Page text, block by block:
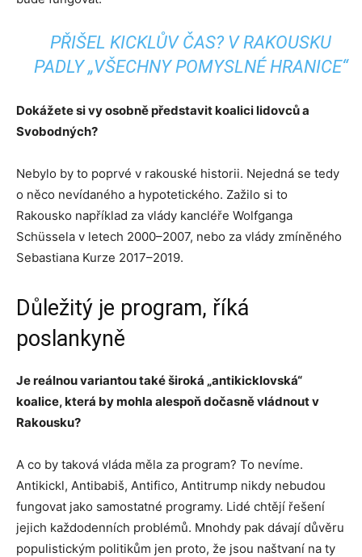
PŘIŠEL KICKLŮV ČAS? V RAKOUSKU
PADLY „VŠECHNY POMYSLNÉ HRANICE“
Dokážete si vy osobně představit koalici lidovců a
Svobodných?
Nebylo by to poprvé v rakouské historii. Nejedná se tedy
o něco nevídaného a hypotetického. Zažilo si to
Rakousko například za vlády kancléře Wolfganga
Schüssela v letech 2000–2007, nebo za vlády zmíněného
Sebastiana Kurze 2017–2019.
Důležitý je program, říká
poslankyně
Je reálnou variantou také široká „antikicklovská“
koalice, která by mohla alespoň dočasně vládnout v
Rakousku?
A co by taková vláda měla za program? To nevíme.
Antikickl, Antibabiš, Antifico, Antitrump nikdy nebudou
fungovat jako samostatné programy. Lidé chtějí řešení
jejich každodenních problémů. Mnohdy pak dávají důvěru
populistickým politikům jen proto, že jsou naštvaní na ty